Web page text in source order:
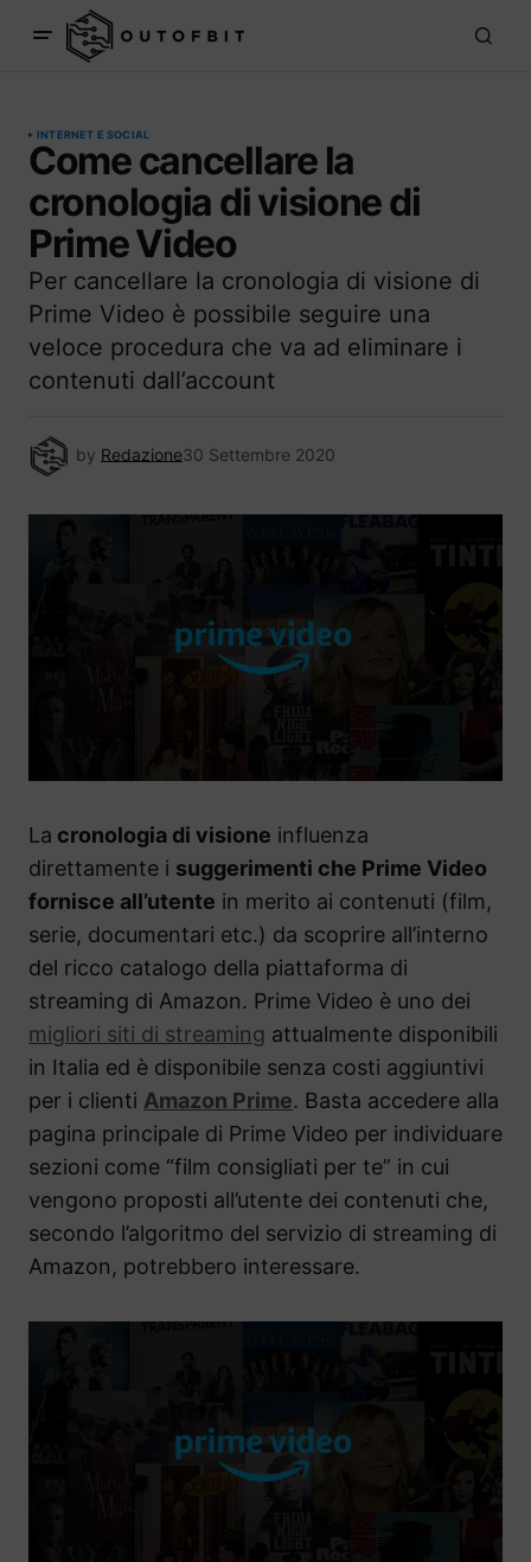
INTERNET E SOCIAL
Come cancellare la
cronologia di visione di
Prime Video
Per cancellare la cronologia di visione di
Prime Video è possibile seguire una
veloce procedura che va ad eliminare i
contenuti dall’account
by Redazione30 Settembre 2020
La cronologia di visione influenza
direttamente i suggerimenti che Prime Video
fornisce all’utente in merito ai contenuti (film,
serie, documentari etc.) da scoprire all’interno
del ricco catalogo della piattaforma di
streaming di Amazon. Prime Video è uno dei
migliori siti di streaming attualmente disponibili
in Italia ed è disponibile senza costi aggiuntivi
per i clienti Amazon Prime. Basta accedere alla
pagina principale di Prime Video per individuare
sezioni come “film consigliati per te” in cui
vengono proposti all’utente dei contenuti che,
secondo l’algoritmo del servizio di streaming di
Amazon, potrebbero interessare.